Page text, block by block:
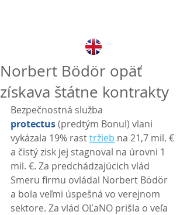
Norbert Bödör opäť
získava štátne kontrakty
Bezpečnostná služba
protectus (predtým Bonul) vlani
vykázala 19% rast tržieb na 21,7 mil. €
a čistý zisk jej stagnoval na úrovni 1
mil. €. Za predchádzajúcich vlád
Smeru firmu ovládal Norbert Bödör
a bola veľmi úspešná vo verejnom
sektore. Za vlád OĽaNO prišla o veľa